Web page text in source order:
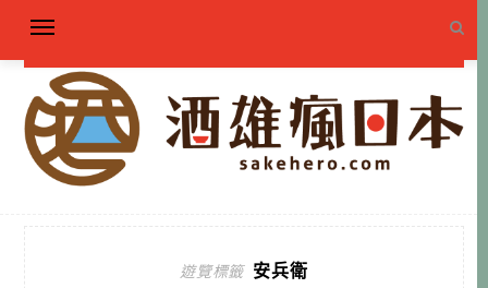
遊覽標籤 安兵衛